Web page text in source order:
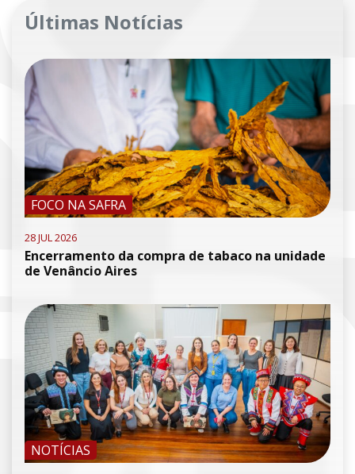
Últimas Notícias
FOCO NA SAFRA
28 JUL 2026
Encerramento da compra de tabaco na unidade
de Venâncio Aires
NOTÍCIAS